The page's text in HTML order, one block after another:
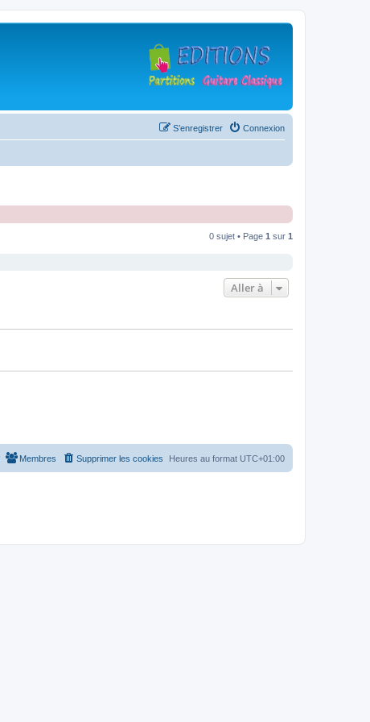
Connexion
S’enregistrer
0 sujet • Page 1 sur 1
Aller à
Heures au format UTC+01:00
Supprimer les cookies
Membres